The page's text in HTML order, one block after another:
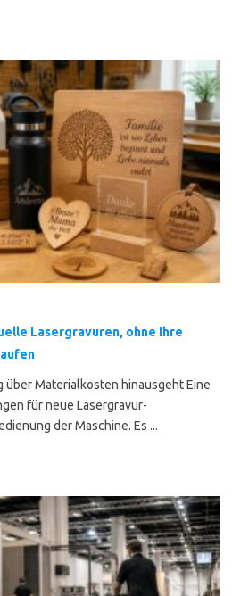
Lasergravuren, ohne Ihre
über Materialkosten hinausgeht Eine
für neue Lasergravur-
der Maschine. Es ...